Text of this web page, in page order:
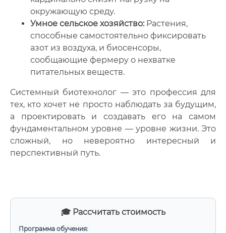
🎓 Рассчитать стоимость
Программа обучения:
окружающую среду.
Умное сельское хозяйство:Растения,
способные самостоятельно фиксировать
азот из воздуха, и биосенсоры,
сообщающие фермеру о нехватке
питательных веществ.
Системный биотехнолог — это профессия для
тех, кто хочет не просто наблюдать за будущим,
а проектировать и создавать его на самом
фундаментальном уровне — уровне жизни. Это
сложный, но невероятно интересный и
перспективный путь.